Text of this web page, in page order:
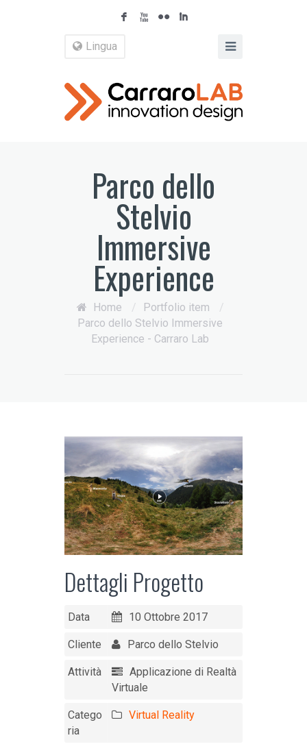
F X N I
Lingua
Parco dello
Stelvio
Immersive
Experience
Home / Portfolio item
/
Parco dello Stelvio Immersive
Experience - Carraro Lab
Dettagli Progetto
Data 10 Ottobre 2017
Cliente Parco dello Stelvio
Attività
Applicazione di Realtà
Virtuale
Catego
ria
Virtual Reality